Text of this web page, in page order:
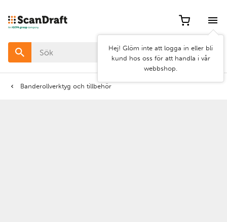
Hej! Glöm inte att logga in eller bli
kund hos oss för att handla i vår
webbshop.
Banderollverktyg och tillbehör
Filter
Färg